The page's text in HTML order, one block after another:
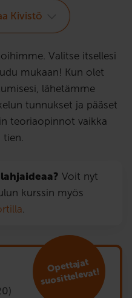
Kivistö
Valitse itsellesi
mukaan! Kun olet
lähetämme
tunnukset ja pääset
teoriaopinnot vaikka
tien.
Voit nyt
kurssin myös
.
Opet­tajat
suosit­televat!